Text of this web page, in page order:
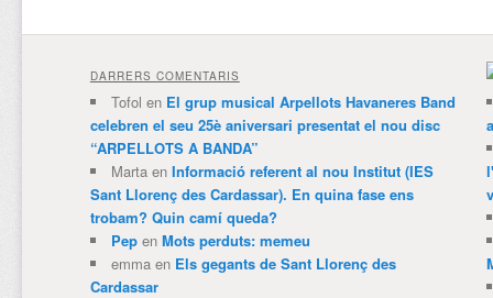
DARRERS COMENTARIS
Tofol en El grup musical Arpellots Havaneres Band
celebren el seu 25è aniversari presentat el nou disc
“ARPELLOTS A BANDA”
Martaen Informació referent al nou Institut (IES
Sant Llorenç des Cardassar). En quina fase ens
trobam? Quin camí queda?
Pepen Mots perduts: memeu
emmaen Els gegants de Sant Llorenç des
Cardassar